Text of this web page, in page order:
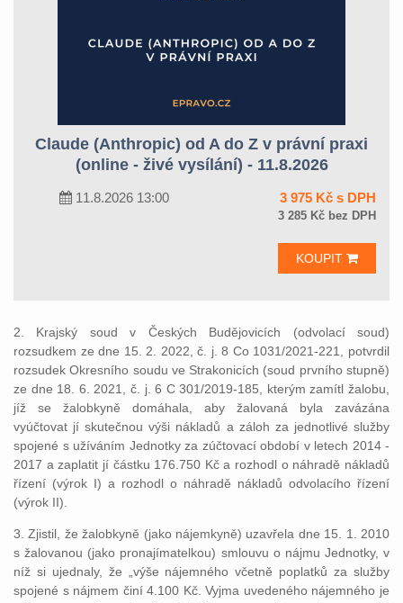
Claude (Anthropic) od A do Z v právní praxi
(online - živé vysílání) - 11.8.2026
11.8.2026 13:00 3 975 Kč s DPH
3 285 Kč bez DPH
KOUPIT
2. Krajský soud v Českých Budějovicích (odvolací soud)
rozsudkem ze dne 15. 2. 2022, č. j. 8 Co 1031/2021-221, potvrdil
rozsudek Okresního soudu ve Strakonicích (soud prvního stupně)
ze dne 18. 6. 2021, č. j. 6 C 301/2019-185, kterým zamítl žalobu,
jíž se žalobkyně domáhala, aby žalovaná byla zavázána
vyúčtovat jí skutečnou výši nákladů a záloh za jednotlivé služby
spojené s užíváním Jednotky za zúčtovací období v letech 2014 -
2017 a zaplatit jí částku 176.750 Kč a rozhodl o náhradě nákladů
řízení (výrok I) a rozhodl o náhradě nákladů odvolacího řízení
(výrok II).
3. Zjistil, že žalobkyně (jako nájemkyně) uzavřela dne 15. 1. 2010
s žalovanou (jako pronajímatelkou) smlouvu o nájmu Jednotky, v
níž si ujednaly, že „výše nájemného včetně poplatků za služby
spojené s nájmem činí 4.100 Kč. Vyjma uvedeného nájemného je